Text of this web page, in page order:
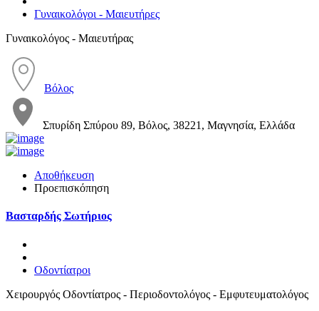
Γυναικολόγοι - Μαιευτήρες
Γυναικολόγος - Μαιευτήρας
Βόλος
Σπυρίδη Σπύρου 89, Βόλος, 38221, Μαγνησία, Ελλάδα
Αποθήκευση
Προεπισκόπηση
Βασταρδής Σωτήριος
Οδοντίατροι
Χειρουργός Οδοντίατρος - Περιοδοντολόγος - Εμφυτευματολόγος